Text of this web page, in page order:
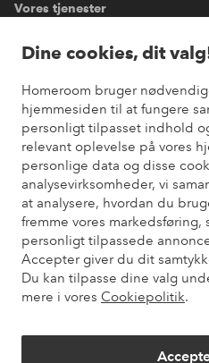
Dine cookies, dit
Homeroom bruger
hjemmesiden til at fungere
personligt tilpasset indhold
relevant oplevelse på vores
personlige data og disse
analysevirksomheder, vi
at analysere, hvordan du
fremme vores markedsføring,
personligt tilpassede
Accepter giver du dit
Du kan tilpasse dine valg
mere i vores Cookiepolitik.
Vores tjenester
Vilkår
Venner
Sikre
Vil du vide mere om
elpy